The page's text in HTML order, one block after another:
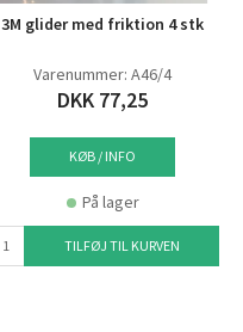
3M glider med friktion 4 stk
Varenummer: A46/4
DKK 77,25
KØB / INFO
På lager
TILFØJ TIL KURVEN